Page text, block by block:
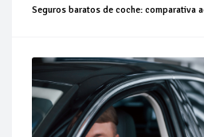
Seguros baratos de coche: comparativa